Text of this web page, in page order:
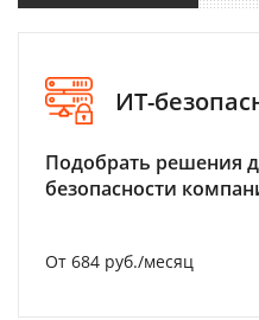
ИТ-
Подобрать решения
безопасности
От 684 руб./месяц